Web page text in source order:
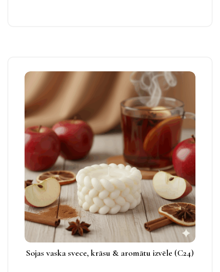
Izvēles
iespējas
apskatāmas
produkta
lapā.
Šim
produktam
vairāki
varianti.
iespējas
apskatāmas
produkta
lapā.
Sojas vaska svece, krāsu & aromātu izvēle (C24)